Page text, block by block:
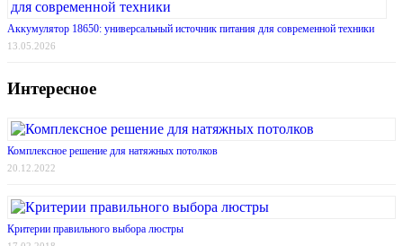
Аккумулятор 18650: универсальный источник питания для современной техники
13.05.2026
Интересное
Комплексное решение для натяжных потолков
20.12.2022
Критерии правильного выбора люстры